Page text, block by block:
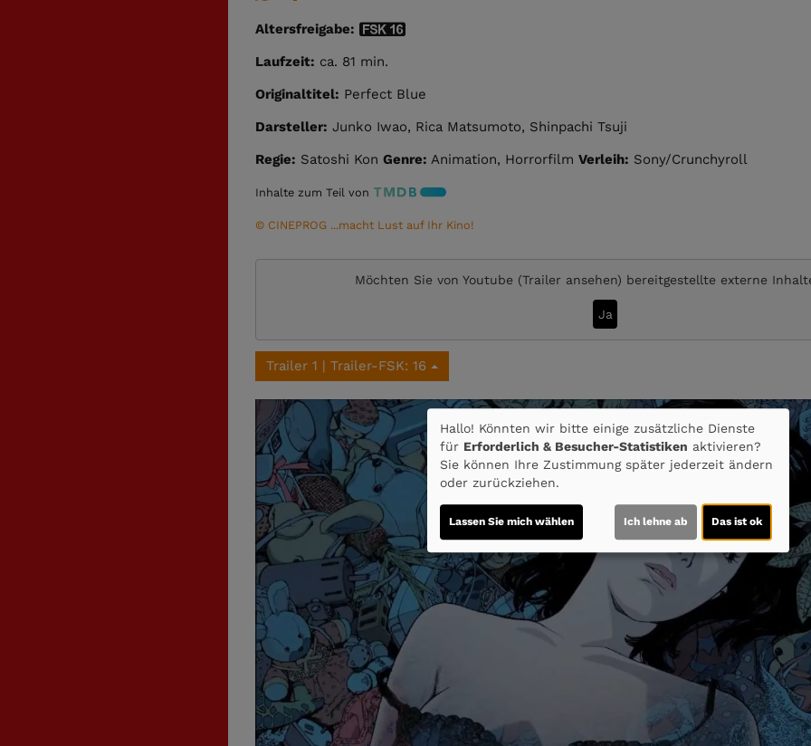
Altersfreigabe:
Laufzeit: ca. 81 min.
Originaltitel: Perfect Blue
Darsteller: Junko Iwao, Rica Matsumoto, Shinpachi Tsuji
Regie: Satoshi Kon Genre: Animation, Horrorfilm Verleih: Sony/Crunchyroll
Inhalte zum Teil von
© CINEPROG ...macht Lust auf Ihr Kino!
Möchten Sie von Youtube (Trailer ansehen) bereitgestellte externe
Ja
Trailer 1 | Trailer-FSK: 16
Hallo! Könnten wir bitte einige zusätzliche Dienste
für Erforderlich & Besucher-Statistiken aktivieren?
Sie können Ihre Zustimmung später jederzeit ändern
oder zurückziehen.
Lassen Sie mich wählen Ich lehne ab Das ist ok